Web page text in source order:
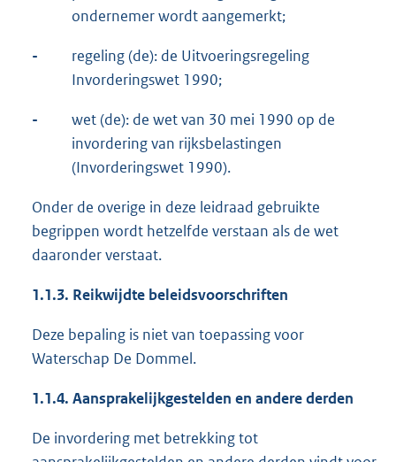
ondernemer wordt aangemerkt;
-
regeling (de): de Uitvoeringsregeling
Invorderingswet 1990;
-
wet (de): de wet van 30 mei 1990 op de
invordering van rijksbelastingen
(Invorderingswet 1990).
Onder de overige in deze leidraad gebruikte
begrippen wordt hetzelfde verstaan als de wet
daaronder verstaat.
1.1.3. Reikwijdte beleidsvoorschriften
Deze bepaling is niet van toepassing voor
Waterschap De Dommel.
1.1.4. Aansprakelijkgestelden en andere derden
De invordering met betrekking tot